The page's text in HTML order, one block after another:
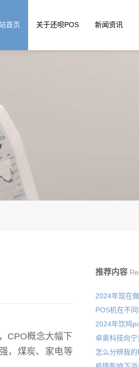
首页 关于还呗POS 新闻资讯
CPO概念大幅下
，煤炭、家电等
推荐内容
2024年现在
2024年饮鸠